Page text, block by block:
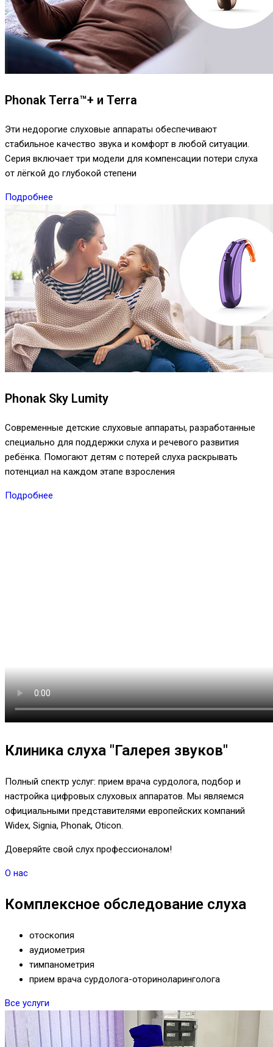
Phonak Terra™+ и Terra
Эти недорогие слуховые аппараты обеспечивают
стабильное качество звука и комфорт в любой ситуации.
Серия включает три модели для компенсации потери слуха
от лёгкой до глубокой степени
Подробнее
Phonak Sky Lumity
Современные детские слуховые аппараты, разработанные
специально для поддержки слуха и речевого развития
ребёнка. Помогают детям с потерей слуха раскрывать
потенциал на каждом этапе взросления
Подробнее
Клиника слуха "Галерея звуков"
Полный спектр услуг: прием врача сурдолога, подбор и
настройка цифровых слуховых аппаратов. Мы являемся
официальными представителями европейских компаний
Widex, Signia, Phonak, Oticon.
Доверяйте свой слух профессионалом!
О нас
Комплексное обследование слуха
отоскопия
аудиометрия
тимпанометрия
прием врача сурдолога-оториноларинголога
Все услуги